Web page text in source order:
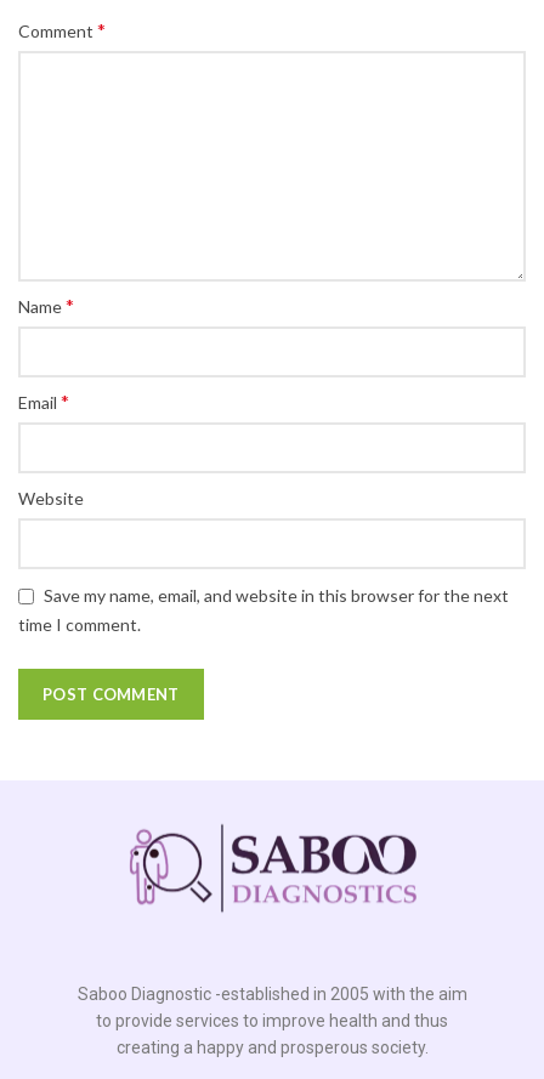
Comment *
Name*
Email *
Website
Save my name, email, and website in this browser for the next
time I comment.
Saboo Diagnostic -established in 2005 with the aim
to provide services to improve health and thus
creating a happy and prosperous society.